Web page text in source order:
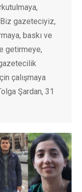
Biz gazeteciyiz,
baskı ve
getirmeye,
çalışmaya
Şardan, 31